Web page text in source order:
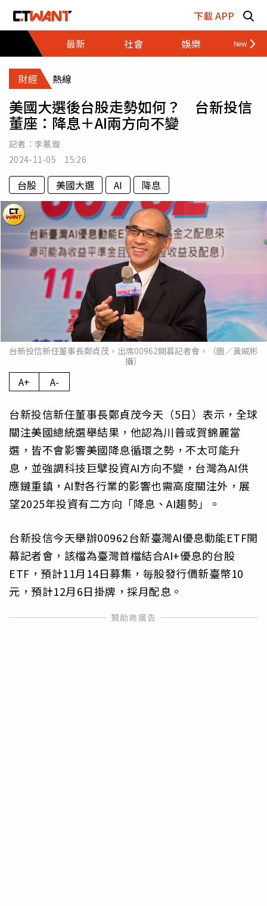
下載 APP
最新
社會 娛樂 財經
財經 熱線
美國大選後台股走勢如何？ 台新投信
董座：降息＋AI兩方向不變
記者： 李蕙璇
2024-11-05 15:26
台股 美國大選 AI 降息
台新投信新任董事長鄭貞茂，出席00962開募記者會。（圖／黃威彬
攝）
A+ A-
台新投信新任董事長鄭貞茂今天（5日）表示，全球
關注美國總統選舉結果，他認為川普或賀錦麗當
選，皆不會影響美國降息循環之勢，不太可能升
息，並強調科技巨擘投資AI方向不變，台灣為AI供
應鏈重鎮，AI對各行業的影響也需高度關注外，展
望2025年投資有二方向「降息、AI趨勢」。
台新投信今天舉辦00962台新臺灣AI優息動能ETF開
幕記者會，該檔為臺灣首檔結合AI+優息的台股
ETF，預計11月14日募集，毎股發行價新臺幣10
元，預計12月6日掛牌，採月配息。